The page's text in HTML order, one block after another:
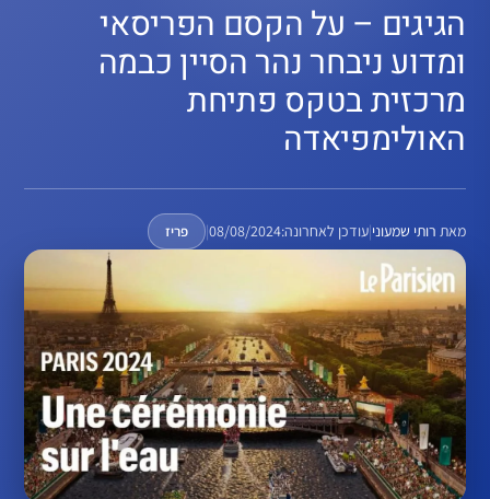
הגיגים – על הקסם הפריסאי
ומדוע ניבחר נהר הסיין כבמה
מרכזית בטקס פתיחת
האולימפיאדה
מאת רותי שמעוני|עודכן לאחרונה:08/08/2024
| פריז